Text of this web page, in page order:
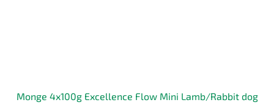
Monge 4x100g Excellence Flow Mini Lamb/Rabbit dog